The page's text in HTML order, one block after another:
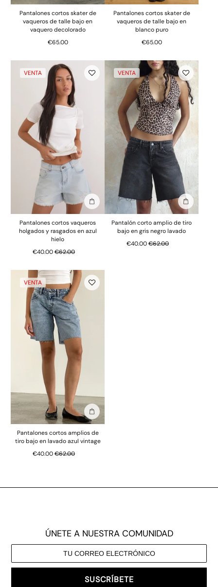
Pantalones cortos skater de
vaqueros de talle bajo en
vaquero decolorado
€65.00
Pantalones cortos skater de
vaqueros de talle bajo en
blanco puro
€65.00
VENTA
Añadir a la bolsa
Pantalones cortos vaqueros
holgados y rasgados en azul
hielo
€40.00Precio normal
€62.00
VENTA
Añadir a la
Pantalón corto amplio de tiro
bajo en gris negro lavado
€40.00Precio normal
€62.00
VENTA
Añadir a la bolsa
Pantalones cortos amplios de
tiro bajo en lavado azul vintage
€40.00Precio normal
€62.00
ÚNETE A NUESTRA COMUNIDAD
SUSCRÍBETE